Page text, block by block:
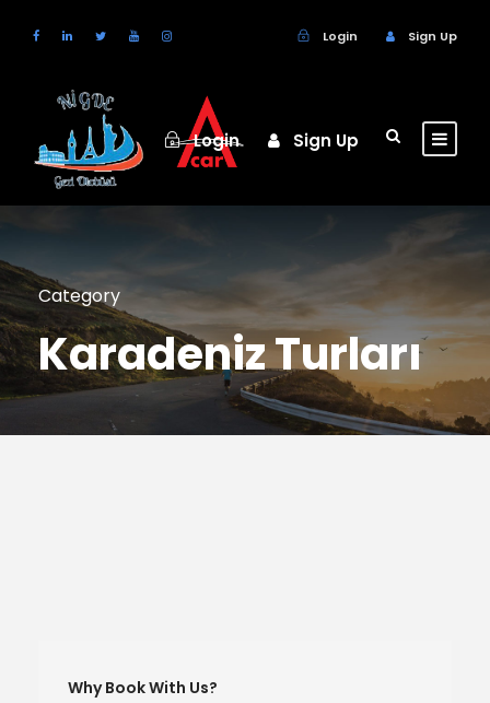
Login Sign Up
Login Sign Up
Category
Karadeniz Turları
Why Book With Us?